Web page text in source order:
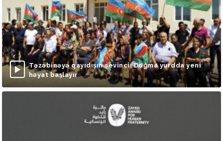
Təzəbinəyə qayıdışın sevinci: Doğma yurdda yeni
həyat başlayır